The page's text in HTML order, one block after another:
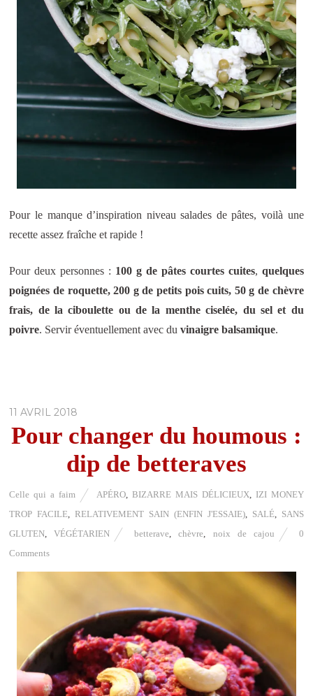
Pour le manque d’inspiration niveau salades de pâtes, voilà une
recette assez fraîche et rapide !
Pour deux personnes : 100 g de pâtes courtes cuites, quelques
poignées de roquette, 200 g de petits pois cuits, 50 g de chèvre
frais, de la ciboulette ou de la menthe ciselée, du sel et du
poivre. Servir éventuellement avec duvinaigre balsamique.
11 AVRIL 2018
Pour changer du houmous :
dip de betteraves
Celle qui a faim APÉRO BIZARRE MAIS DÉLICIEUX
IZI MONEY
TROP FACILE ,RELATIVEMENT SAIN (ENFIN J'ESSAIE), SALÉ, SANS
GLUTEN ,VÉGÉTARIEN betterave ,chèvre noix de cajou
0
Comments